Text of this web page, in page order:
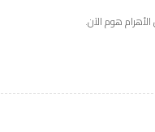
هوم الآن.